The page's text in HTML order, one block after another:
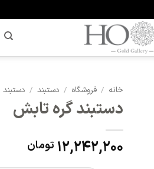
خانه / فروشگاه / دستبند / دستبند
دستبند گره تابش
12,242,200 تومان